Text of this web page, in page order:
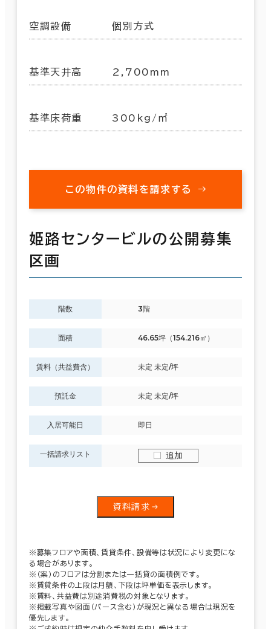
空調設備 個別方式
基準天井高 2,700mm
基準床荷重 300kg/㎡
この物件の資料を請求する
姫路センタービルの公開募集
区画
階数 3階
面積 46.65坪（154.216㎡）
賃料（共益費含） 未定 未定/坪
預託金 未定 未定/坪
入居可能日 即日
一括請求リスト 追加
資料請求
※募集フロアや面積、賃貸条件、設備等は状況により変更にな
る場合があります。
※（案）のフロアは分割または一括貸の面積例です。
※賃貸条件の上段は月額、下段は坪単価を表示します。
※賃料、共益費は別途消費税の対象となります。
※掲載写真や図面（パース含む）が現況と異なる場合は現況を
優先します。